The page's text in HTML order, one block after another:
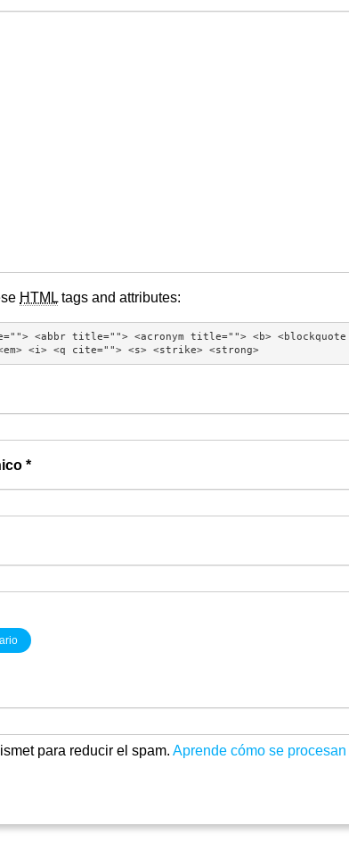
HTML tags and attributes:
<abbr title=""> <acronym title=""> <b> <blockquote
<i> <q cite=""> <s> <strike> <strong>
*
para reducir el spam. Aprende cómo se